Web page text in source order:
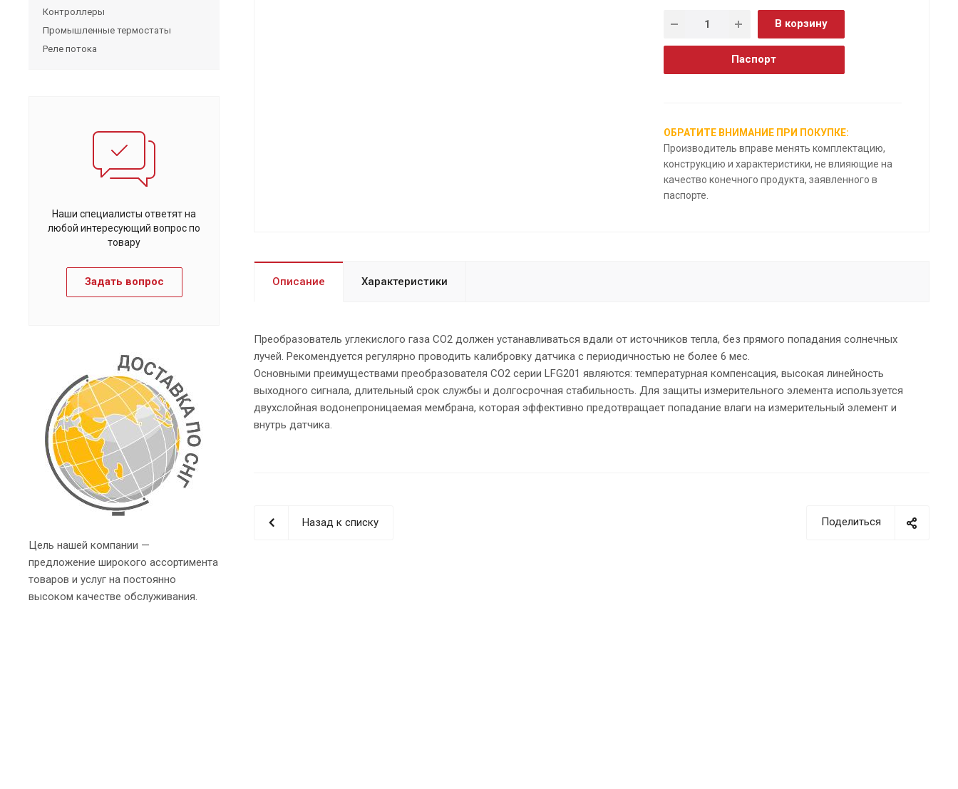
В корзину
Паспорт
ОБРАТИТЕ ВНИМАНИЕ ПРИ ПОКУПКЕ:
Производитель вправе менять комплектацию,
конструкцию и характеристики, не влияющие на
качество конечного продукта, заявленного в
паспорте.
Описание Характеристики
Преобразователь углекислого газа СО2 должен устанавливаться вдали от источников тепла, без прямого попадания солнечных
лучей. Рекомендуется регулярно проводить калибровку датчика с периодичностью не более 6 мес.
Основными преимуществами преобразователя СО2 серии LFG201 являются: температурная компенсация, высокая линейность
выходного сигнала, длительный срок службы и долгосрочная стабильность. Для защиты измерительного элемента используется
двухслойная водонепроницаемая мембрана, которая эффективно предотвращает попадание влаги на измерительный элемент и
внутрь датчика.
Поделиться
Назад к списку
Контроллеры
Промышленные термостаты
Реле потока
Наши специалисты ответят на
любой интересующий вопрос по
товару
Задать вопрос
Цель нашей компании —
предложение широкого ассортимента
товаров и услуг на постоянно
высоком качестве обслуживания.